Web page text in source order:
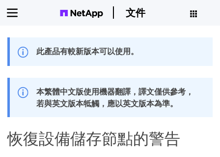
文件
此產品有較新版本可以使用。
本繁體中文版使用機器翻譯，譯文僅供參考，
若與英文版本牴觸，應以英文版本為準。
恢復設備儲存節點的警告